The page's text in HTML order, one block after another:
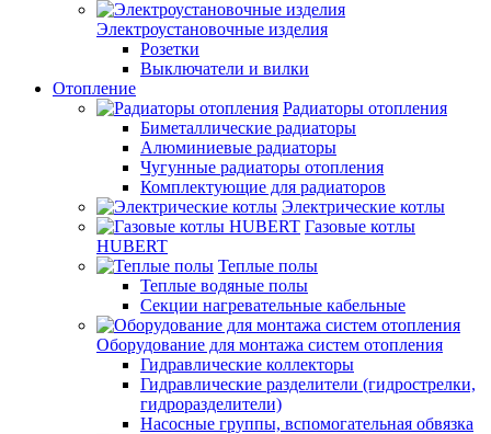
Электроустановочные изделия
Розетки
Выключатели и вилки
Отопление
Радиаторы отопления
Биметаллические радиаторы
Алюминиевые радиаторы
Чугунные радиаторы отопления
Комплектующие для радиаторов
Электрические котлы
Газовые котлы
HUBERT
Теплые полы
Теплые водяные полы
Секции нагревательные кабельные
Оборудование для монтажа систем отопления
Гидравлические коллекторы
Гидравлические разделители (гидрострелки,
гидроразделители)
Насосные группы, вспомогательная обвязка